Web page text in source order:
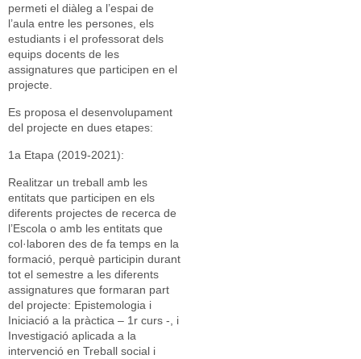
permeti el diàleg a l’espai de
l’aula entre les persones, els
estudiants i el professorat dels
equips docents de les
assignatures que participen en el
projecte.
Es proposa el desenvolupament
del projecte en dues etapes:
1a Etapa (2019-2021):
Realitzar un treball amb les
entitats que participen en els
diferents projectes de recerca de
l’Escola o amb les entitats que
col·laboren des de fa temps en la
formació, perquè participin durant
tot el semestre a les diferents
assignatures que formaran part
del projecte: Epistemologia i
Iniciació a la pràctica – 1r curs -, i
Investigació aplicada a la
intervenció en Treball social i